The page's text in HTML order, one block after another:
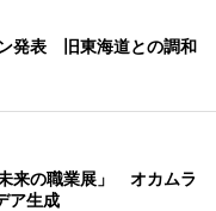
発表 旧東海道との調和
来の職業展」 オカムラ
ア生成